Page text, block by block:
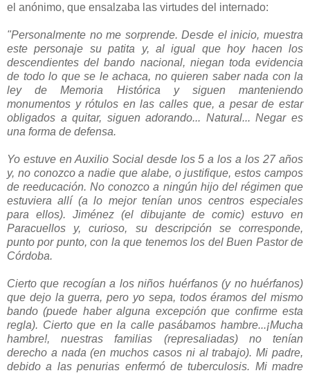
el anónimo, que ensalzaba las virtudes del internado:
"Personalmente no me sorprende. Desde el inicio, muestra
este personaje su patita y, al igual que hoy hacen los
descendientes del bando nacional, niegan toda evidencia
de todo lo que se le achaca, no quieren saber nada con la
ley de Memoria Histórica y siguen manteniendo
monumentos y rótulos en las calles que, a pesar de estar
obligados a quitar, siguen adorando... Natural... Negar es
una forma de defensa.
Yo estuve en Auxilio Social desde los 5 a los a los 27 años
y, no conozco a nadie que alabe, o justifique, estos campos
de reeducación. No conozco a ningún hijo del régimen que
estuviera allí (a lo mejor tenían unos centros especiales
para ellos). Jiménez (el dibujante de comic) estuvo en
Paracuellos y, curioso, su descripción se corresponde,
punto por punto, con la que tenemos los del Buen Pastor de
Córdoba.
Cierto que recogían a los niños huérfanos (y no huérfanos)
que dejo la guerra, pero yo sepa, todos éramos del mismo
bando (puede haber alguna excepción que confirme esta
regla). Cierto que en la calle pasábamos hambre...¡Mucha
hambre!, nuestras familias (represaliadas) no tenían
derecho a nada (en muchos casos ni al trabajo). Mi padre,
debido a las penurias enfermó de tuberculosis. Mi madre